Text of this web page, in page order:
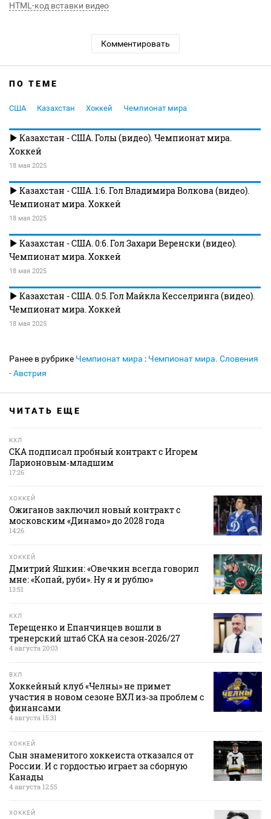
HTML-код вставки видео
Комментировать
ПО ТЕМЕ
США Казахстан Хоккей Чемпионат мира
Казахстан - США. Голы (видео). Чемпионат мира.
Хоккей
18 мая 2025
Казахстан - США. 1:6. Гол Владимира Волкова (видео).
Чемпионат мира. Хоккей
18 мая 2025
Казахстан - США. 0:6. Гол Захари Веренски (видео).
Чемпионат мира. Хоккей
18 мая 2025
Казахстан - США. 0:5. Гол Майкла Кесселринга (видео).
Чемпионат мира. Хоккей
18 мая 2025
Ранее в рубрике Чемпионат мира : Чемпионат мира. Словения
- Австрия
ЧИТАТЬ ЕЩЕ
КХЛ
СКА подписал пробный контракт с Игорем
Ларионовым‑младшим
17:26
ХОККЕЙ
Ожиганов заключил новый контракт с
московским «Динамо» до 2028 года
14:26
ХОККЕЙ
Дмитрий Яшкин: «Овечкин всегда говорил
мне: «Копай, руби». Ну я и рублю»
13:51
КХЛ
Терещенко и Епанчинцев вошли в
тренерский штаб СКА на сезон‑2026/27
4 августа 20:03
ВХЛ
Хоккейный клуб «Челны» не примет
участия в новом сезоне ВХЛ из‑за проблем с
финансами
4 августа 15:31
ХОККЕЙ
Сын знаменитого хоккеиста отказался от
России. И с гордостью играет за сборную
Канады
4 августа 12:55
ХОККЕЙ